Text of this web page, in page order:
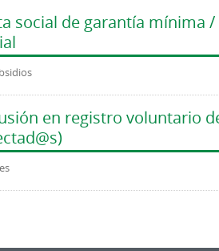
social de garantía mínima
en registro voluntario